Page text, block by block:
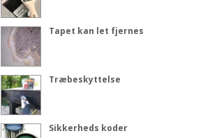
Tapet kan let fjernes
Træbeskyttelse
Sikkerheds koder